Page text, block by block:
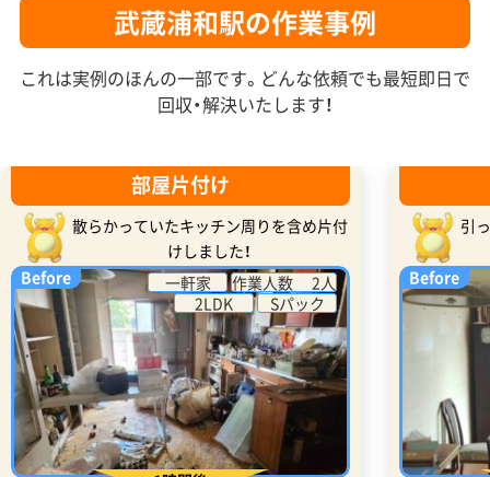
武蔵浦和駅の作業事例
これは実例のほんの一部です。どんな依頼でも最短即日で
回収・解決いたします！
部屋片付け
散らかっていたキッチン周りを含め片付
けしました！
Before
一軒家
作業人数 2人
2LDK
Sパック
引
Before